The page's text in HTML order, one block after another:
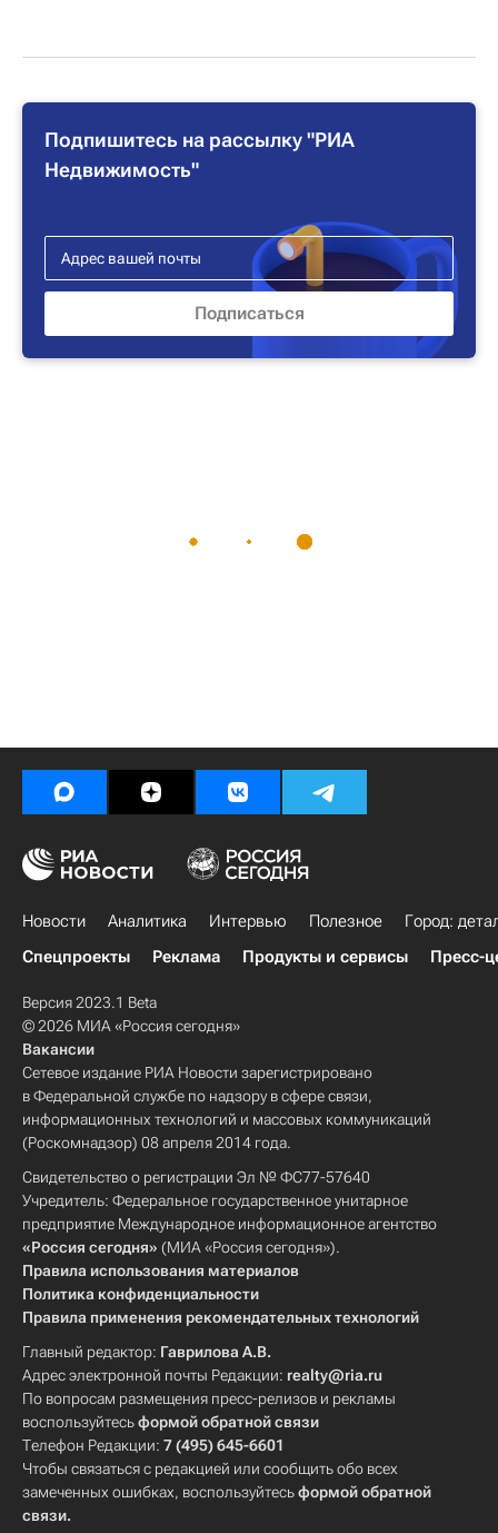
Подпишитесь на рассылку "РИА
Недвижимость"
Новости Аналитика Интервью Полезное
Город:
Спецпроекты
Реклама Продукты и сервисы Пресс-
Версия 2023.1 Beta
© 2026 МИА «Россия сегодня»
Вакансии
Сетевое издание РИА Новости зарегистрировано
в Федеральной службе по надзору в сфере связи,
информационных технологий и массовых коммуникаций
(Роскомнадзор) 08 апреля 2014 года.
Свидетельство о регистрации Эл № ФС77-57640
Учредитель: Федеральное государственное унитарное
предприятие Международное информационное агентство
«Россия сегодня» (МИА «Россия сегодня»).
Правила использования материалов
Политика конфиденциальности
Правила применения рекомендательных технологий
Главный редактор: Гаврилова А.В.
Адрес электронной почты Редакции: realty@ria.ru
По вопросам размещения пресс-релизов и рекламы
воспользуйтесьформой обратной связи
Телефон Редакции: 7 (495) 645-6601
Чтобы связаться с редакцией или сообщить обо всех
замеченных ошибках, воспользуйтесьформой обратной
связи.